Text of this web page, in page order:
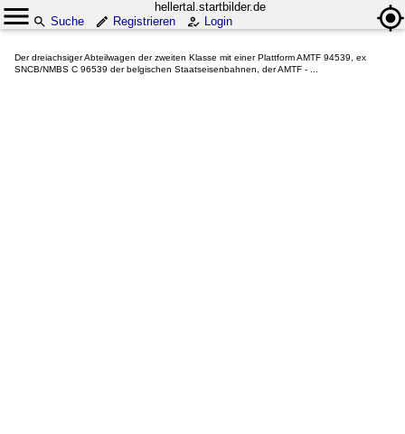
hellertal.startbilder.de
Suche
Registrieren Login
Der dreiachsiger Abteilwagen der zweiten Klasse mit einer Plattform AMTF 94539, ex
SNCB/NMBS C 96539 der belgischen Staatseisenbahnen, der AMTF - ...